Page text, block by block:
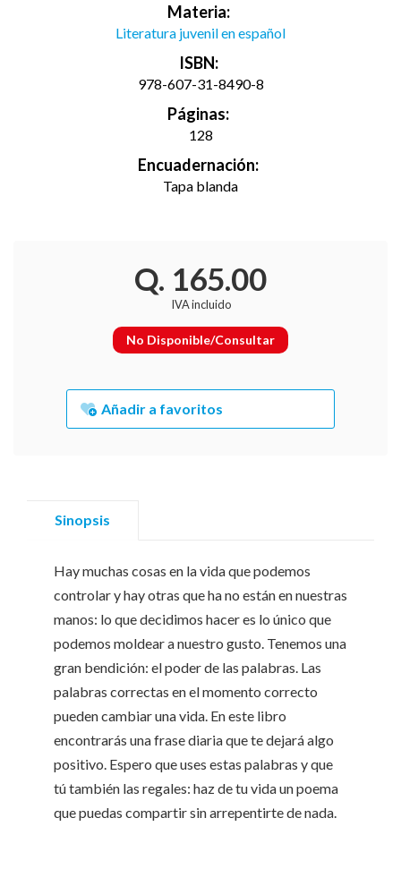
Materia:
Literatura juvenil en español
ISBN:
978-607-31-8490-8
Páginas:
128
Encuadernación:
Tapa blanda
Q. 165.00
IVA incluido
No Disponible/Consultar
Añadir a favoritos
Sinopsis
Hay muchas cosas en la vida que podemos
controlar y hay otras que ha no están en nuestras
manos: lo que decidimos hacer es lo único que
podemos moldear a nuestro gusto. Tenemos una
gran bendición: el poder de las palabras. Las
palabras correctas en el momento correcto
pueden cambiar una vida. En este libro
encontrarás una frase diaria que te dejará algo
positivo. Espero que uses estas palabras y que
tú también las regales: haz de tu vida un poema
que puedas compartir sin arrepentirte de nada.